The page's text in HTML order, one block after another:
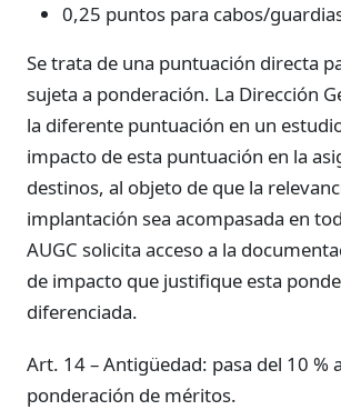
0,25 puntos para cabos/
Se trata de una puntuación directa
sujeta a ponderación. La Dirección
la diferente puntuación en un
impacto de esta puntuación en la
destinos, al objeto de que la
implantación sea acompasada en
AUGC solicita acceso a la
de impacto que justifique esta
diferenciada.
Art. 14 – Antigüedad: pasa del 10 %
ponderación de méritos.